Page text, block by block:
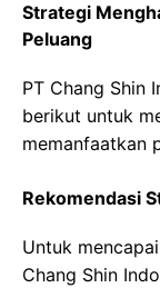
Strategi
Peluang
PT Chang Shin
berikut untuk
memanfaatkan
Rekomendasi
Untuk
Chang Shin